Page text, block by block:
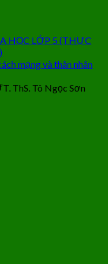
HỌC LỚP 5 (THỰC
mạng và thân nhân
ThS. Tô Ngọc Sơn